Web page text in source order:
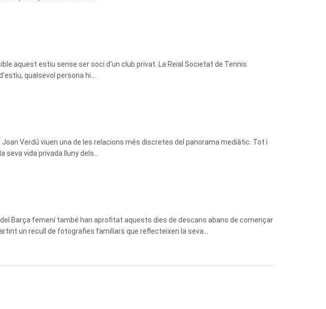
aquest estiu sense ser soci d'un club privat. La Reial Societat de Tennis
qualsevol persona hi...
Verdú viuen una de les relacions més discretes del panorama mediàtic. Tot i
vida privada lluny dels...
Barça femení també han aprofitat aquests dies de descans abans de començar
un recull de fotografies familiars que reflecteixen la seva...